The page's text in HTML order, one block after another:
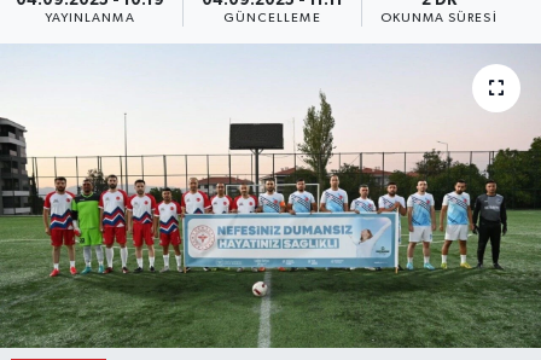
YAYINLANMA GÜNCELLEME OKUNMA SÜRESI